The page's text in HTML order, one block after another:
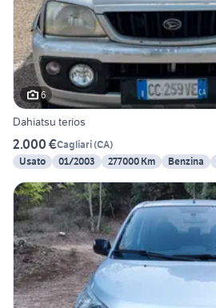
6
Dahiatsu terios
2.000 €Cagliari(CA)
Usato
01/2003 277000 Km Benzina